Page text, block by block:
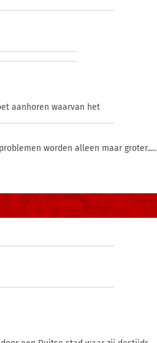
aanhoren waarvan het
worden alleen maar groter.....